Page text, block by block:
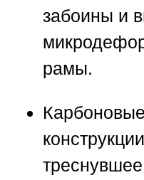
забоины и
рамы.